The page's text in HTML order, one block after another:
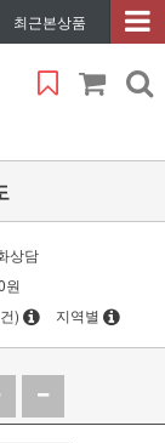
최근본상품
상담
원
) 지역별